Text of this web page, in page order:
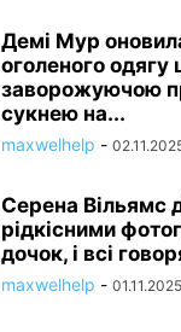
Демі Мур
оголеного одягу
заворожуючою
сукнею на...
maxwelhelp -
Серена Вільямс
рідкісними
дочок, і всі
maxwelhelp - 01.11.2025